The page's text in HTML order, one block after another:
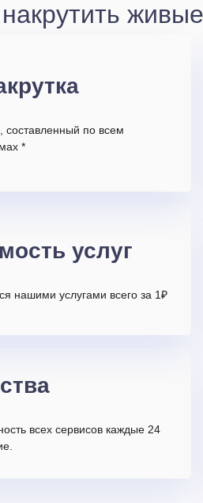
составленный по всем
*
услуг
нашими услугами всего за 1₽
всех сервисов каждые 24